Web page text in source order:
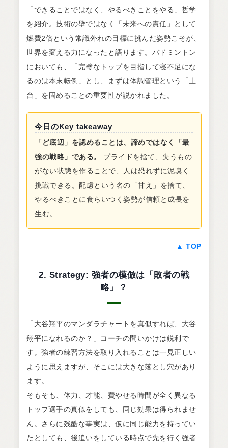
「できることではなく、やるべきことをやる」哲学
を紹介。技術の壁ではなく「未来への責任」として
燃費2倍という常識外れの目標に挑んだ姿勢こそが、
世界を変える力になったと語ります。バドミントン
においても、「完璧なトップを目指して寝不足にな
るのは本末転倒」とし、まずは体調管理という「土
台」を固めることの重要性が説かれました。
今日のKey takeaway
「ど底辺」を認めることは、諦めではなく「最
強の戦略」である。 プライドを捨て、失うもの
がない状態を作ることで、人は恐れずに泥臭く
挑戦できる。配慮という名の「甘え」を捨て、
やるべきことに食らいつく姿勢が信頼と成長を
生む。
▲ TOP
2. Strategy: 強者の模倣は「敗者の戦
略」？
「大谷翔平のマンダラチャートを真似すれば、大谷
翔平になれるのか？」コーチの問いかけは鋭利で
す。強者の練習方法を取り入れることは一見正しい
ように思えますが、そこには大きな落とし穴があり
ます。
そもそも、体力、才能、費やせる時間が全く異なる
トップ選手の真似をしても、同じ効果は得られませ
ん。さらに残酷な事実は、仮に同じ能力を持ってい
たとしても、後追いをしている時点で先を行く強者